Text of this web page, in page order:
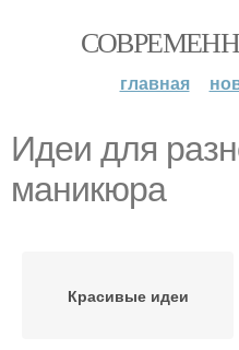
главная
Идеи для
маникюра
Красивые идеи